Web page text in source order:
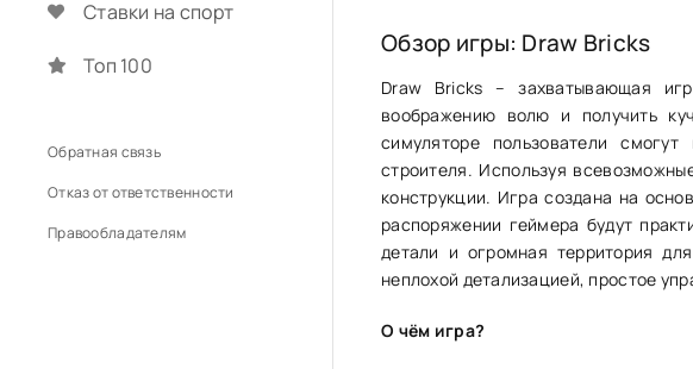
Обзор игры: Draw Bricks
Draw Bricks – захватывающая
воображению волю и получить
симуляторе пользователи
строителя. Используя
конструкции. Игра создана на
распоряжении геймера будут
детали и огромная территория
неплохой детализацией, простое
О чём игра?
Ставки на спорт
Топ 100
Обратная связь
Отказ от ответственности
Правообладателям